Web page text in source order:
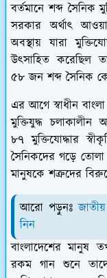
বর্তমানে শব্দ সৈনিক
সরকার অর্থাৎ
অবস্থায় যারা
উৎসাহিত করেছিল
৫৮ জন শব্দ সৈনিক কে
এর আগে স্বাধীন
মুক্তিযুদ্ধ
৮৭ মুক্তিযোদ্ধার
সৈনিকদের গড়ে তোলা
মানুষকে শত্রুদের
আরো পড়ুনঃ
নিন
বাংলাদেশের মানুষ
রকম গান শুনে